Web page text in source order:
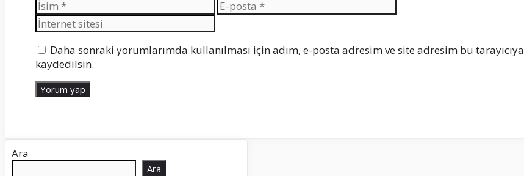
İsim
E-
posta
sitesi
Daha sonraki yorumlarımda kullanılması için adım, e-posta adresim ve site adresim bu tarayıcıya
kaydedilsin.
Ara
Ara